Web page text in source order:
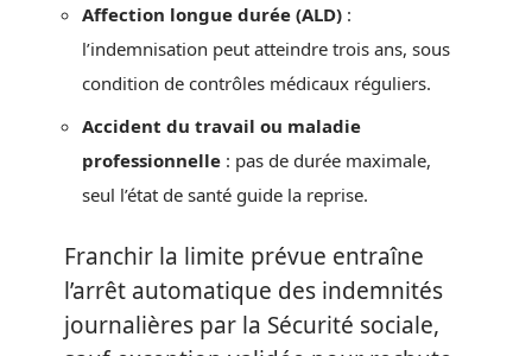
Affection longue durée (ALD) :
l’indemnisation peut atteindre trois ans, sous
condition de contrôles médicaux réguliers.
Accident du travail ou maladie
professionnelle : pas de durée maximale,
seul l’état de santé guide la reprise.
Franchir la limite prévue entraîne
l’arrêt automatique des indemnités
journalières par la Sécurité sociale,